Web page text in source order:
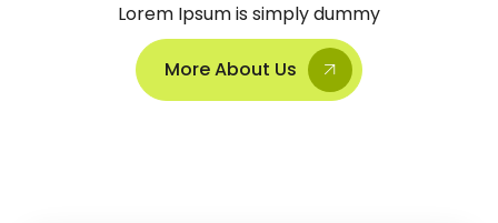
Lorem Ipsum is simply dummy
More About Us